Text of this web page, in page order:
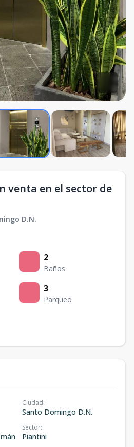
venta en el sector de
D.N.
2
Baños
3
Parqueo
Ciudad:
Santo Domingo D.N.
Sector:
Piantini